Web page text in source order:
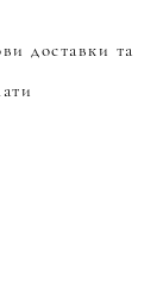
доставки та